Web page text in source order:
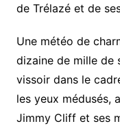
de Trélazé et de
Une météo de
dizaine de mille de
vissoir dans le
les yeux médusés,
Jimmy Cliff et ses